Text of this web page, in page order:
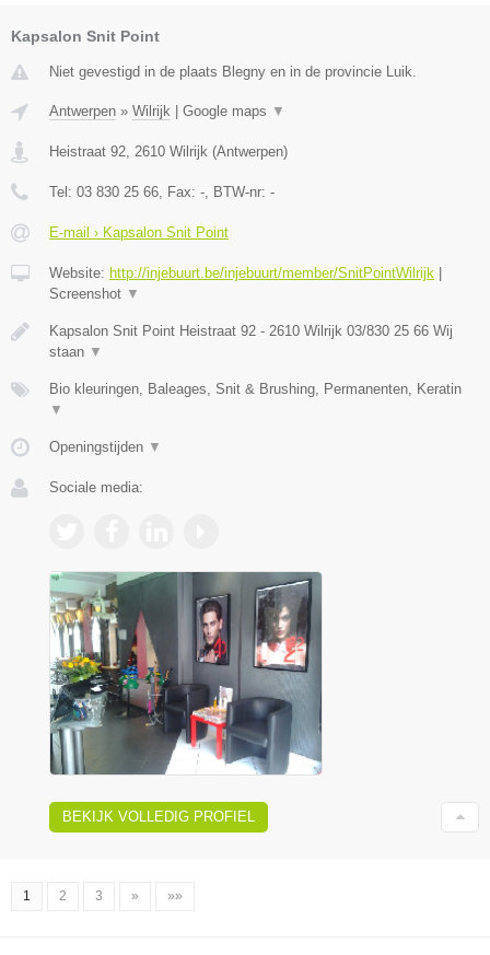
Kapsalon Snit Point
Niet gevestigd in de plaats Blegny en in de provincie Luik.
Antwerpen » Wilrijk Google maps ▼
Heistraat 92 2610 Wilrijk (Antwerpen)
Tel: 03 830 25 66 , Fax: - , BTW-nr: -
E-mail › Kapsalon Snit Point
Website: http://injebuurt.be/injebuurt/member/SnitPointWilrijk
Screenshot ▼
Kapsalon Snit Point Heistraat 92 - 2610 Wilrijk 03/830 25 66 Wij
staan ▼
Bio kleuringen, Baleages, Snit & Brushing, Permanenten, Keratin
▼
Openingstijden ▼
Sociale media:
BEKIJK VOLLEDIG PROFIEL
1 2 3 » »»